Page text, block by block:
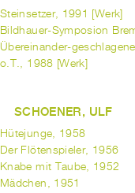
Steinsetzer, 1991 [Werk]
Bildhauer-Symposion
Übereinander-
o.T., 1988 [Werk]
SCHOENER, ULF
Hütejunge, 1958
Der Flötenspieler, 1956
Knabe mit Taube, 1952
Mädchen, 1951